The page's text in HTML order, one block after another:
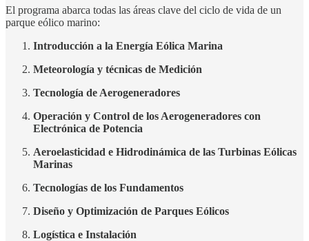
El programa abarca todas las áreas clave del ciclo de vida de un
parque eólico marino:
Introducción a la Energía Eólica Marina
Meteorología y técnicas de Medición
Tecnología de Aerogeneradores
Operación y Control de los Aerogeneradores con
Electrónica de Potencia
Aeroelasticidad e Hidrodinámica de las Turbinas Eólicas
Marinas
Tecnologías de los Fundamentos
Diseño y Optimización de Parques Eólicos
Logística e Instalación